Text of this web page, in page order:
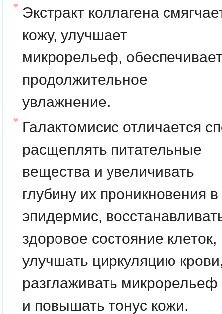
Экстракт коллагена
кожу, улучшает
микрорельеф, обеспечивает
продолжительное
увлажнение.
Галактомисис отличается
расщеплять питательные
вещества и увеличивать
глубину их проникновения в
эпидермис,
здоровое состояние клеток,
улучшать циркуляцию
разглаживать микрорельеф
и повышать тонус кожи.